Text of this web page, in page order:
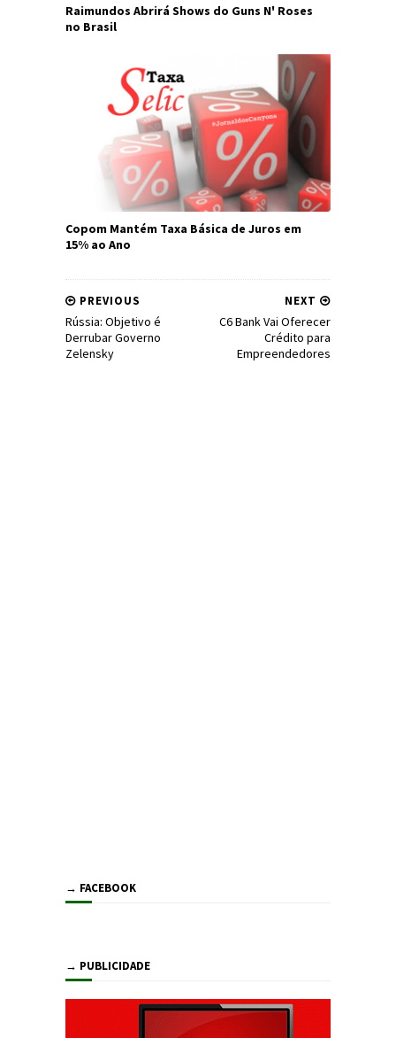
Raimundos Abrirá Shows do Guns N' Roses
no Brasil
Copom Mantém Taxa Básica de Juros em
15% ao Ano
NEXT
C6 Bank Vai Oferecer
Crédito para
Empreendedores
PREVIOUS
Rússia: Objetivo é
Derrubar Governo
Zelensky
→ FACEBOOK
→ PUBLICIDADE